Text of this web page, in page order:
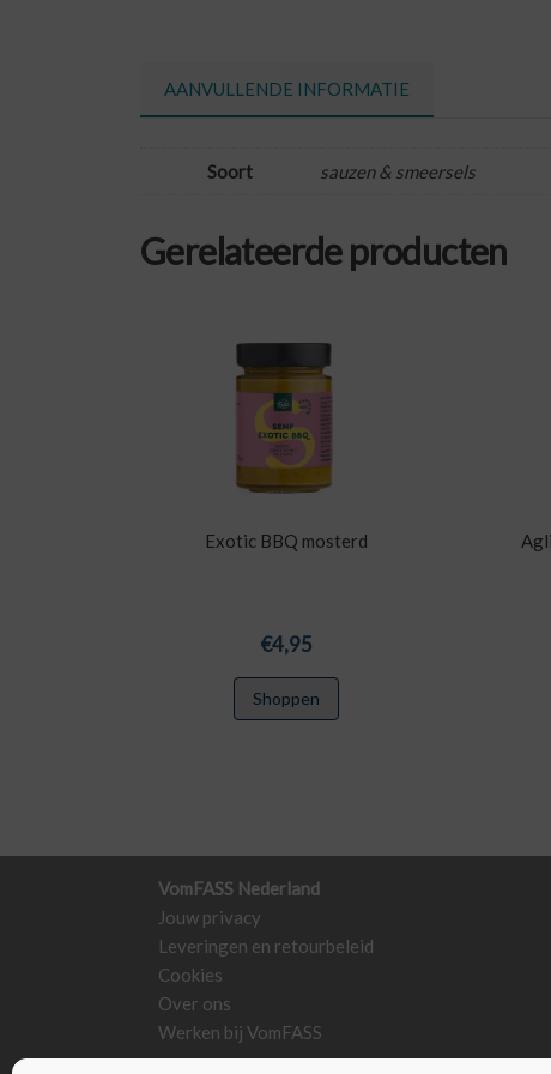
AANVULLENDE INFORMATIE
Soort sauzen & smeersels
Gerelateerde producten
Exotic BBQ mosterd
€4,95
Shoppen
VomFASS Nederland
Jouw privacy
Leveringen en retourbeleid
Cookies
Over ons
Werken bij VomFASS